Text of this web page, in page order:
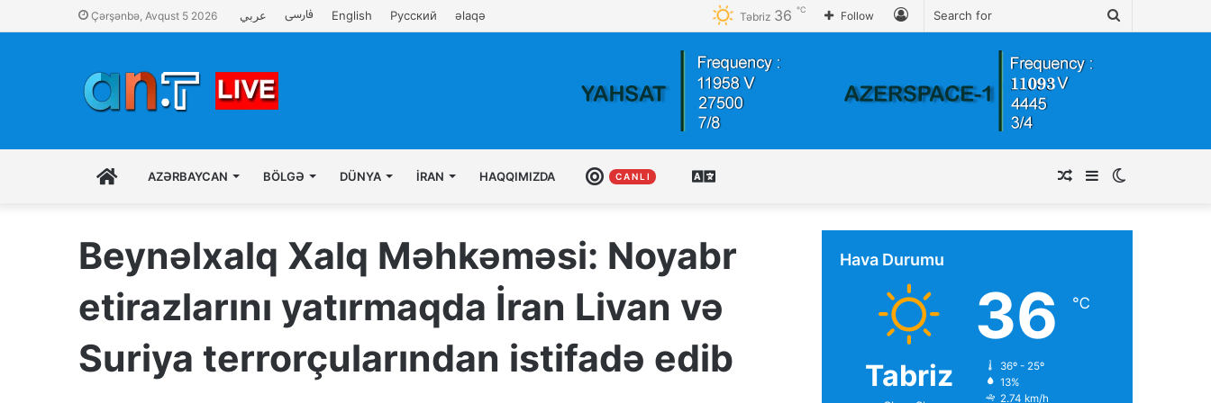
Çərşənbə, Avqust 5 2026 عربي فارسی English Русский əlaqə Follow
Təbriz 36 ℃
İLK AZƏRBAYCAN BÖLGƏ DÜNYA İRAN HAQQIMIZDA CANLI
C A N L I
skin
Sidebar
Random
Article
Beynəlxalq Xalq Məhkəməsi: Noyabr
etirazlarını yatırmaqda İran Livan və
Suriya terrorçularından istifadə edib
Hava Durumu
Tabriz
36 ℃
36º - 25º
13%
2.74 km/h